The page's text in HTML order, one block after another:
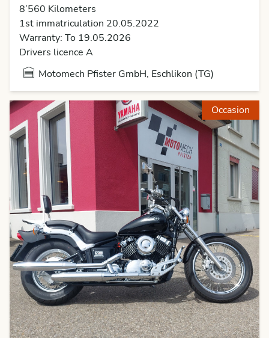
8’560 Kilometers
1st immatriculation 20.05.2022
Warranty: To 19.05.2026
Drivers licence A
Motomech Pfister GmbH, Eschlikon (TG)
Occasion